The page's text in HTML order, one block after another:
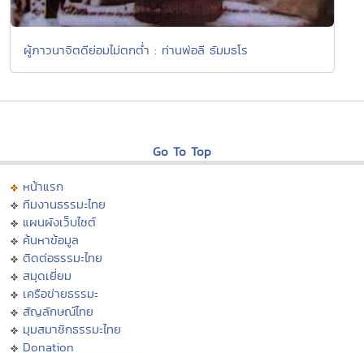
ผู้ภาวนาจิตดีย่อมไม่ตกต่ำ : ท่านพ่อลี ธัมมธโร
Go To Top
หน้าแรก
ทีมงานธรรมะไทย
แผนผังเว็บไซต์
ค้นหาข้อมูล
ติดต่อธรรมะไทย
สมุดเยี่ยม
เครือข่ายธรรมะ
สัญลักษณ์ไทย
มุมสมาชิกธรรมะไทย
Donation